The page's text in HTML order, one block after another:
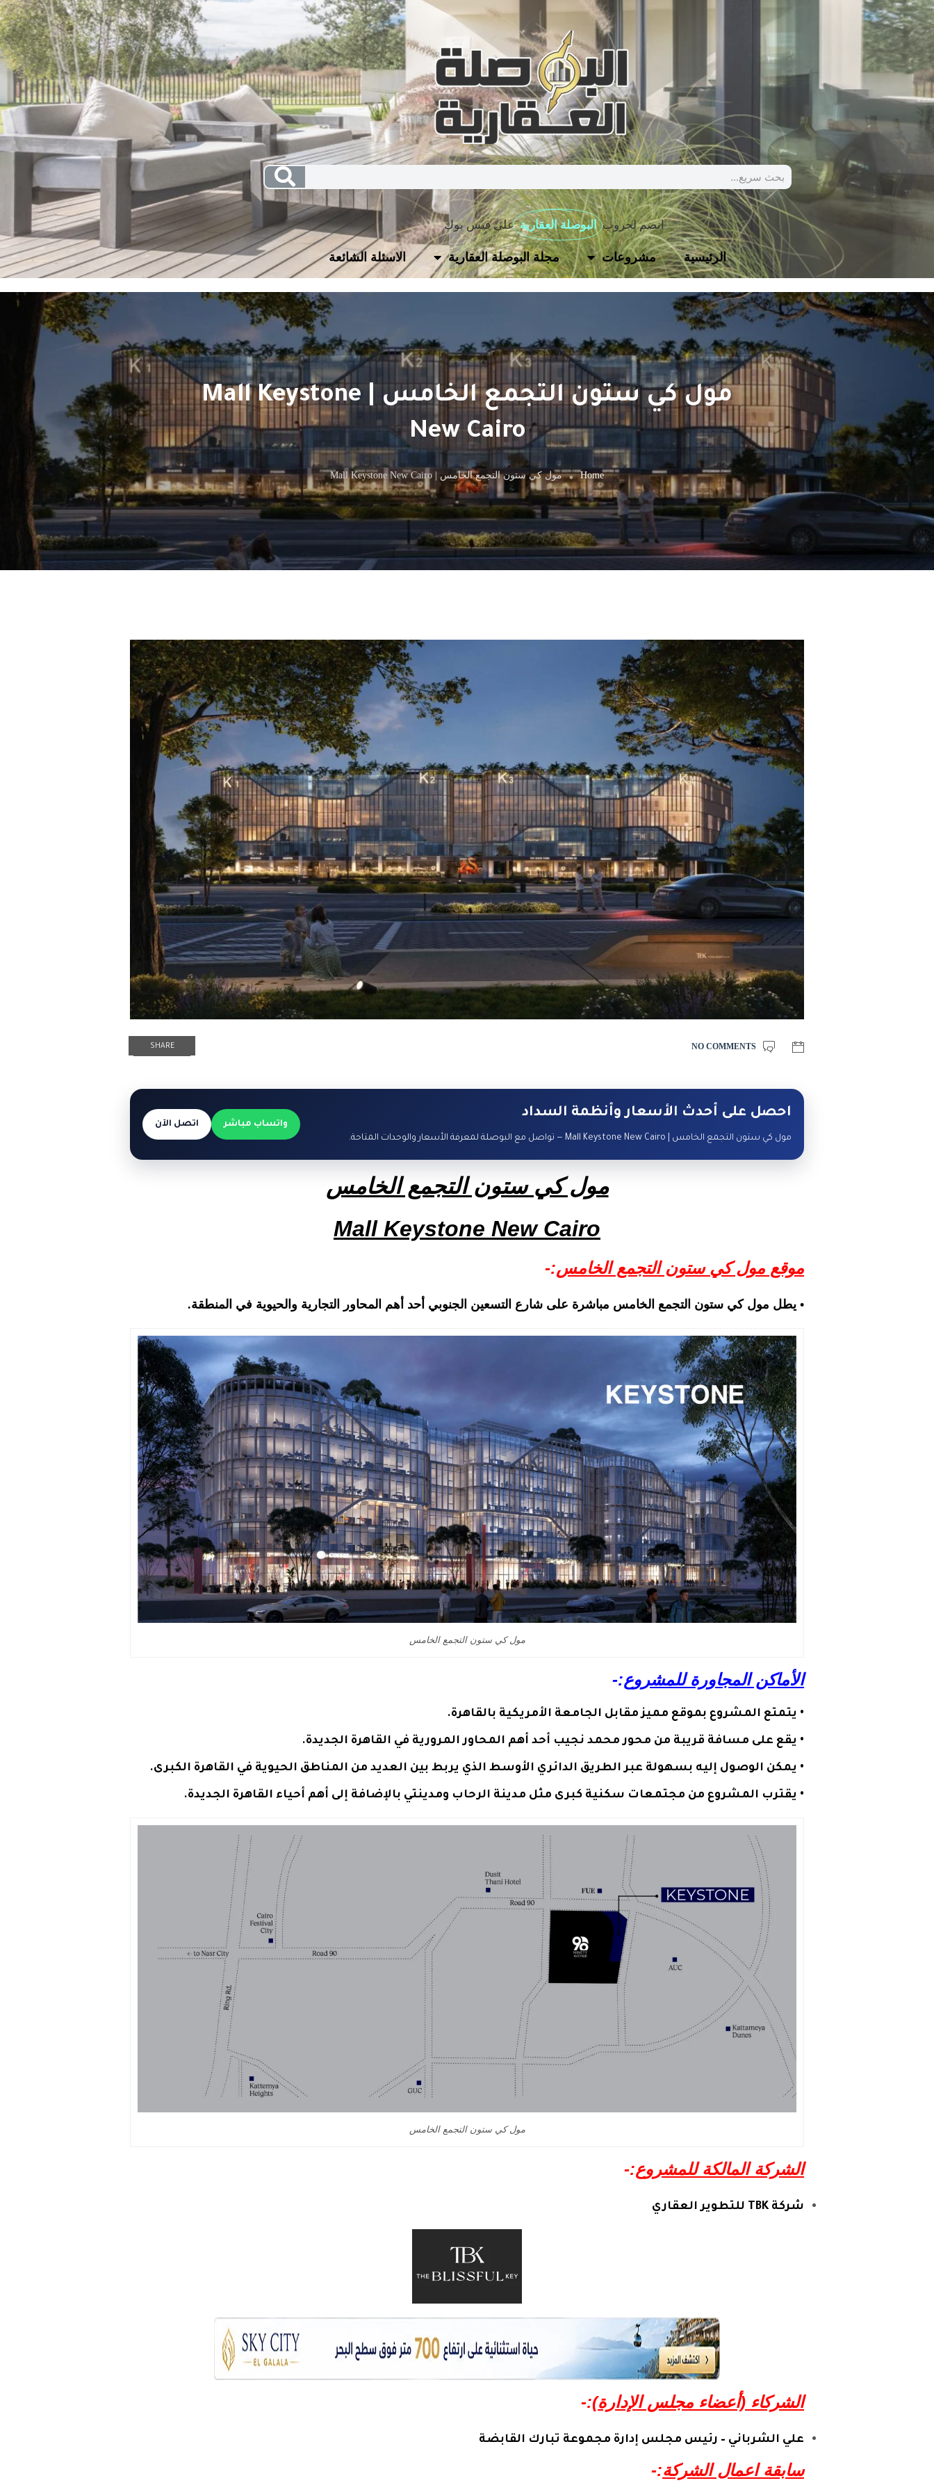
انضم لجروب البوصلة العقارية على فيس بوك
الرئيسية مشروعات مجلة البوصلة العقارية الاسئلة الشائعة
مول كي ستون التجمع الخامس | Mall Keystone
New Cairo
Home مول كي ستون التجمع الخامس | Mall Keystone New Cairo
NO COMMENTS
SHARE
احصل على أحدث الأسعار وأنظمة السداد
مول كي ستون التجمع الخامس | Mall Keystone New Cairo — تواصل مع البوصلة لمعرفة الأسعار والوحدات المتاحة.
واتساب مباشر اتصل الآن
مول كي ستون التجمع الخامس
Mall Keystone New Cairo
موقع مول كي ستون التجمع الخامس:-
• يطل مول كي ستون التجمع الخامس مباشرة على شارع التسعين الجنوبي أحد أهم المحاور التجارية والحيوية في المنطقة.
مول كي ستون التجمع الخامس
الأماكن المجاورة للمشروع:-
• يتمتع المشروع بموقع مميز مقابل الجامعة الأمريكية بالقاهرة.
• يقع على مسافة قريبة من محور محمد نجيب أحد أهم المحاور المرورية في القاهرة الجديدة.
• يمكن الوصول إليه بسهولة عبر الطريق الدائري الأوسطالذي يربط بين العديد من المناطق الحيوية في القاهرة الكبرى.
• يقترب المشروع من مجتمعات سكنية كبرى مثل مدينة الرحاب ومدينتي بالإضافة إلى أهم أحياء القاهرة الجديدة.
مول كي ستون التجمع الخامس
الشركة المالكة للمشروع:-
شركة TBK للتطوير العقاري
الشركاء (أعضاء مجلس الإدارة):-
علي الشرباني – رئيس مجلس إدارة مجموعة تبارك القابضة
سابقة اعمال الشركة:-